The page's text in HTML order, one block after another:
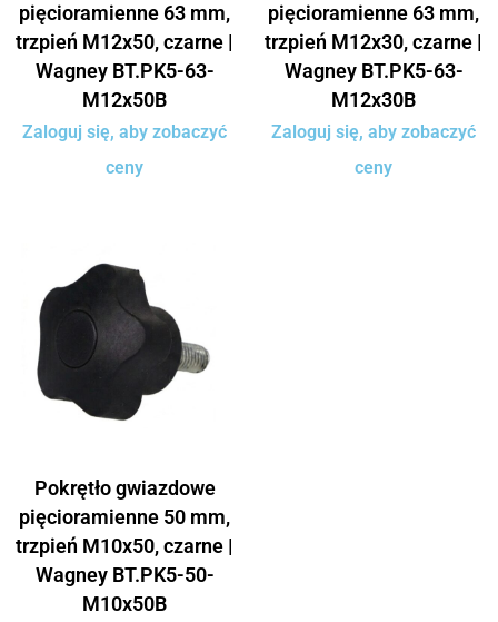
pięcioramienne 63 mm,
trzpień M12x50, czarne |
Wagney BT.PK5-63-
M12x50B
Zaloguj się, aby zobaczyć
ceny
pięcioramienne 63 mm,
trzpień M12x30, czarne |
Wagney BT.PK5-63-
M12x30B
Zaloguj się, aby zobaczyć
ceny
Pokrętło gwiazdowe
pięcioramienne 50 mm,
trzpień M10x50, czarne |
Wagney BT.PK5-50-
M10x50B